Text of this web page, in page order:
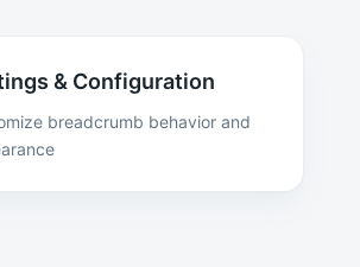
& Configuration
breadcrumb behavior and